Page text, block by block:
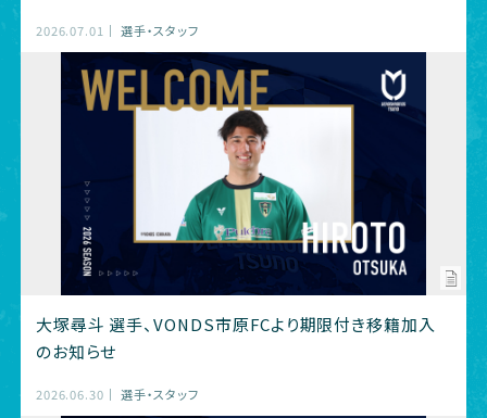
2026.07.01 選手・スタッフ
大塚尋斗 選手、VONDS市原FCより期限付き移籍加入
のお知らせ
2026.06.30 選手・スタッフ